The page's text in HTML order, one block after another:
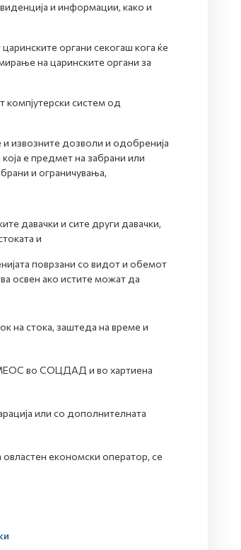
и информации, како и
органи секогаш кога ќе
на царинските органи за
компјутерски систем од
извозните дозволи и одобренија
е предмет на забрани или
и ограничувања,
давачки и сите други давачки,
и
поврзани со видот и обемот
освен ако истите можат да
на стока, заштеда на време и
МЕОС во СОЦДАД и во хартиена
или со дополнителната
економски оператор, се